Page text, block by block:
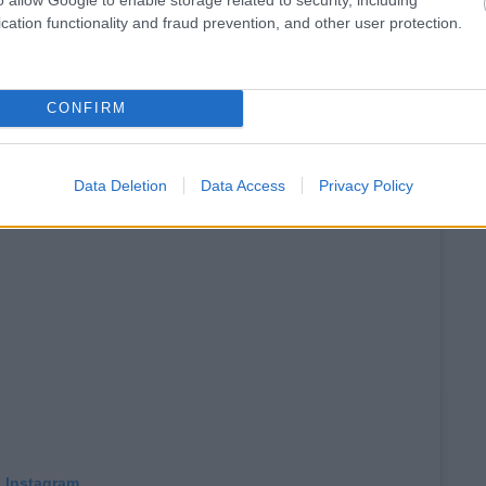
functionality and fraud prevention, and other user protection.
CONFIRM
Data Deletion Data Access Privacy Policy
για να δοκιμάσεις. Το απλό ποτό στα